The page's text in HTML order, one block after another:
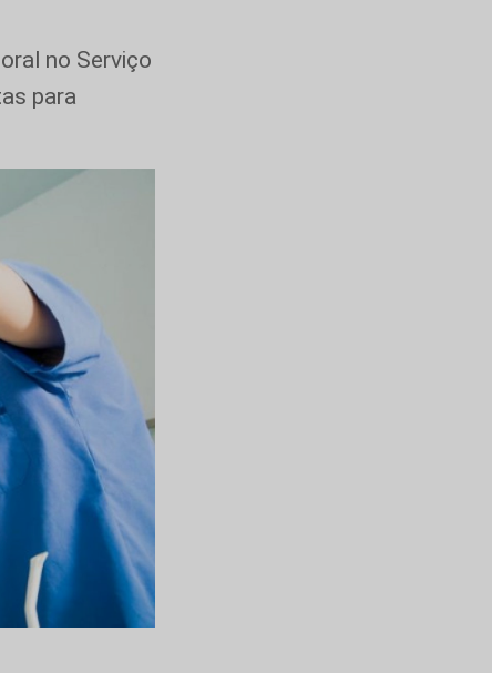
no Serviço
para